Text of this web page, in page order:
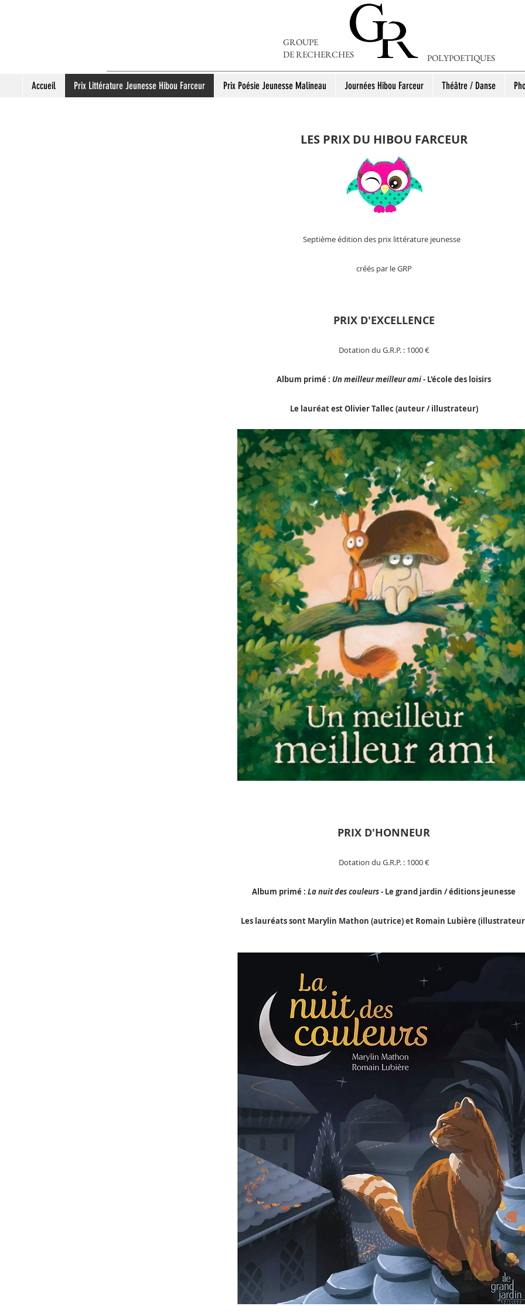
POLYPOETIQUES
GROUPE
DE RECHERCHES
Accueil Prix Littérature Jeunesse Hibou Farceur Prix Poésie Jeunesse Malineau Journées Hibou Farceur Théâtre / Danse
LES PRIX DU HIBOU FARCEUR
Septièmeédition desprix littérature jeunesse
créés par le GRP
PRIX D'EXCELLENCE
Dotation du G.R.P. : 1000€
Album primé : Un meilleur meilleur ami- L'école des loisirs
Le lauréat est Olivier Tallec (auteur /illustrateur)
PRIX D'HONNEUR
Dotation du G.R.P. : 1000€
Album primé : La nuit des couleurs- Le grand jardin / éditions jeunesse
Les lauréats sont Marylin Mathon (autrice) et Romain Lubière